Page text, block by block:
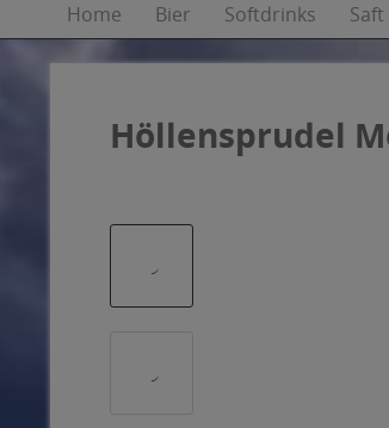
Home Bier Softdrinks Saft
Höllensprudel